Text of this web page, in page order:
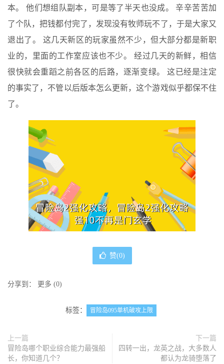
本。 他们想组队副本，可是等了半天也没成。 辛辛苦苦加
了个队，把钱都付完了，发现没有牧师玩不了，于是大家又
退出了。 这几天新区的玩家虽然不少，但大部分都是新职
业的，里面的工作室应该也不少。 经过几天的新鲜，相信
很快就会重蹈之前各区的后路，逐渐变绿。 这已经是注定
的事实了，不管以后版本怎么更新，这个游戏似乎都保不住
了。
赞(0)
分享到： 更多 (0)
标签： 冒险岛095单机破攻上限
上一篇
冒险岛哪个职业综合能力最强船
长，你知道几个？
下一篇
四转一出，龙英之战，大多数人
都认为龙骑堕落了